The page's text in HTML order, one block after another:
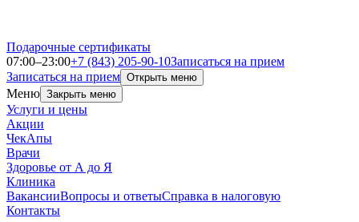
Подарочные сертификаты
07:00–23:00+7 (843) 205-90-10Записаться на прием
Записаться на прием Открыть меню
Меню Закрыть меню
Услуги и цены
Акции
ЧекАпы
Врачи
Здоровье от А до Я
Клиника
ВакансииВопросы и ответыСправка в налоговую
Контакты